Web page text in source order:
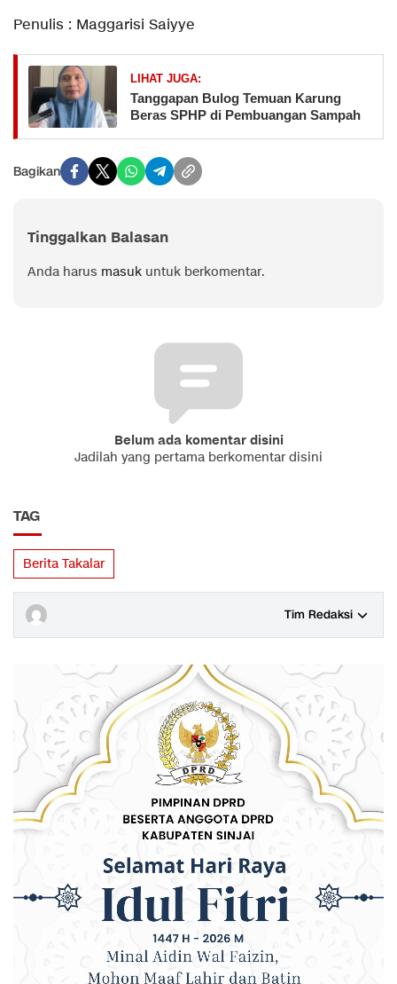
Penulis : Maggarisi Saiyye
LIHAT JUGA:
Tanggapan Bulog Temuan Karung
Beras SPHP di Pembuangan Sampah
Bagikan
Tinggalkan Balasan
Anda harus masuk untuk berkomentar.
Belum ada komentar disini
Jadilah yang pertama berkomentar disini
TAG
Berita Takalar
Tim Redaksi